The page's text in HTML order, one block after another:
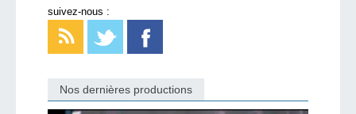
suivez-nous :
Nos dernières productions